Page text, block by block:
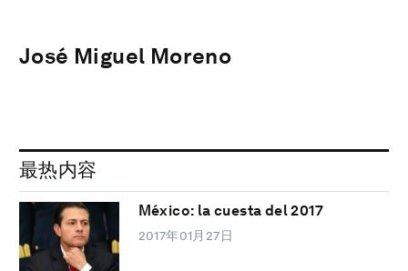
José Miguel Moreno
最热内容
México: la cuesta del 2017
2017年01月27日